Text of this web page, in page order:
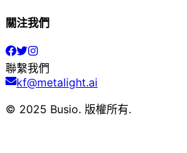
關注我們
聯繫我們
kf@metalight.ai
© 2025 Busio. 版權所有.